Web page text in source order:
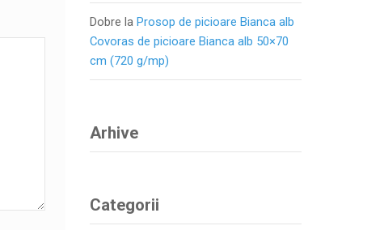
Dobre la Prosop de picioare Bianca alb
Covoras de picioare Bianca alb 50×70
cm (720 g/mp)
Arhive
Categorii